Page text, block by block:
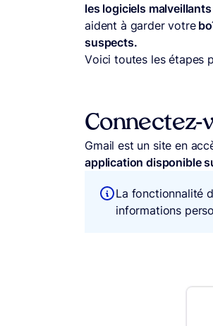
les logiciels
aident à garder votre
suspects.
Voici toutes les étapes
Connectez-
Gmail est un site en
application disponible
La fonctionnalité
informations